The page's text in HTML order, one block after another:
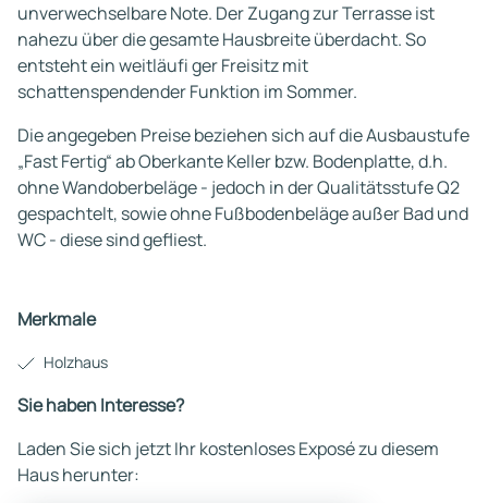
unverwechselbare Note. Der Zugang zur Terrasse ist
nahezu über die gesamte Hausbreite überdacht. So
entsteht ein weitläufi ger Freisitz mit
schattenspendender Funktion im Sommer.
Die angegeben Preise beziehen sich auf die Ausbaustufe
„Fast Fertig“ ab Oberkante Keller bzw. Bodenplatte, d.h.
ohne Wandoberbeläge - jedoch in der Qualitätsstufe Q2
gespachtelt, sowie ohne Fußbodenbeläge außer Bad und
WC - diese sind gefliest.
Merkmale
Holzhaus
Sie haben Interesse?
Laden Sie sich jetzt Ihr kostenloses Exposé zu diesem
Haus herunter: